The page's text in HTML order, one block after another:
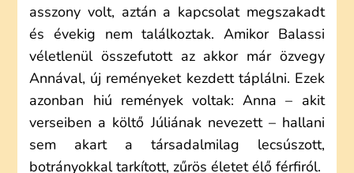
asszony volt, aztán a kapcsolat megszakadt
és évekig nem találkoztak. Amikor Balassi
véletlenül összefutott az akkor már özvegy
Annával, új reményeket kezdett táplálni. Ezek
azonban hiú remények voltak: Anna – akit
verseiben a költő Júliának nevezett – hallani
sem akart a társadalmilag lecsúszott,
botrányokkal tarkított, zűrös életet élő férfiról.